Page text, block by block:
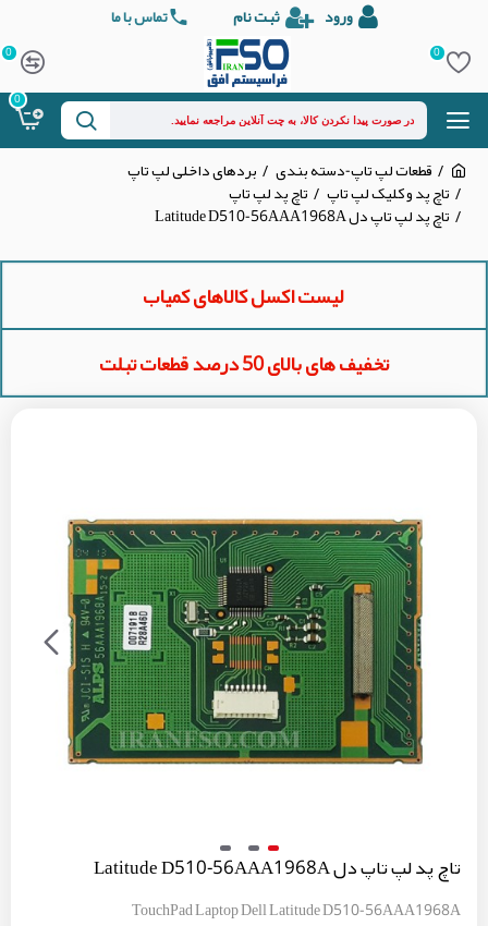
ورود ثبت نام تماس با ما
0
0
0
قطعات لپ تاپ-دسته بندی بردهای داخلی لپ تاپ
تاچ پد و کلیک لپ تاپ تاچ پد لپ تاپ
تاچ پد لپ تاپ دل Latitude D510-56AAA1968A
لیست اکسل کالاهای کمیاب
تخفیف های بالای 50 درصد قطعات تبلت
تاچ پد لپ تاپ دل Latitude D510-56AAA1968A
TouchPad Laptop Dell Latitude D510-56AAA1968A